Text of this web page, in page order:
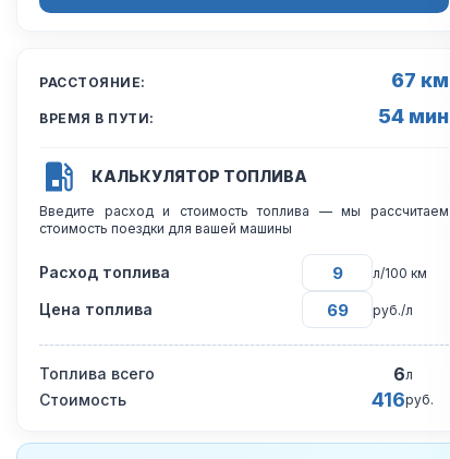
РАССТОЯНИЕ: 67 км
ВРЕМЯ В ПУТИ: 54 мин
КАЛЬКУЛЯТОР ТОПЛИВА
Введите расход и стоимость топлива — мы рассчитаем
стоимость поездки для вашей машины
Расход топлива л/100 км
Цена топлива руб./л
Топлива всего 6л
Стоимость 416руб.